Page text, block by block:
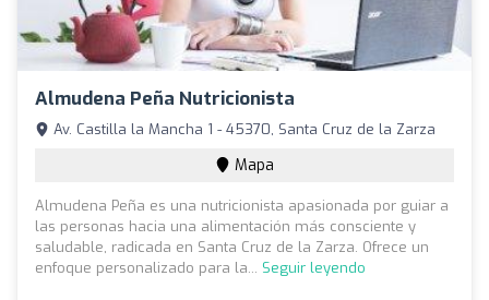
Almudena Peña Nutricionista
Av. Castilla la Mancha 1 - 45370, Santa Cruz de la Zarza
Mapa
Almudena Peña es una nutricionista apasionada por guiar a
las personas hacia una alimentación más consciente y
saludable, radicada en Santa Cruz de la Zarza. Ofrece un
enfoque personalizado para la... Seguir leyendo